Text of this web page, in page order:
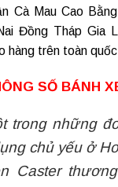
Cà Mau Cao
Đồng Tháp Gia
hàng trên toàn
SỐ BÁNH
trong những
chủ yếu ở
Caster